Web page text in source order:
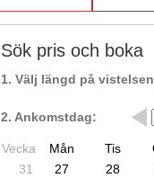
Sök pris och boka
1. Välj längd på
2. Ankomstdag:
Vecka Mån Tis
31
27 28